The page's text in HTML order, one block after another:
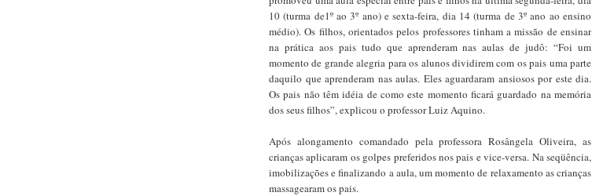
10 (turma de1º ao 3º ano) e sexta-feira, dia 14 (turma de 3º ano ao ensino
médio). Os filhos, orientados pelos professores tinham a missão de ensinar
na prática aos pais tudo que aprenderam nas aulas de judô: “Foi um
momento de grande alegria para os alunos dividirem com os pais uma parte
daquilo que aprenderam nas aulas. Eles aguardaram ansiosos por este dia.
Os pais não têm idéia de como este momento ficará guardado na memória
dos seus filhos”, explicou o professor Luiz Aquino.
Após alongamento comandado pela professora Rosângela Oliveira, as
crianças aplicaram os golpes preferidos nos pais e vice-versa. Na seqüência,
imobilizações e finalizando a aula, um momento de relaxamento as crianças
massagearam os pais.